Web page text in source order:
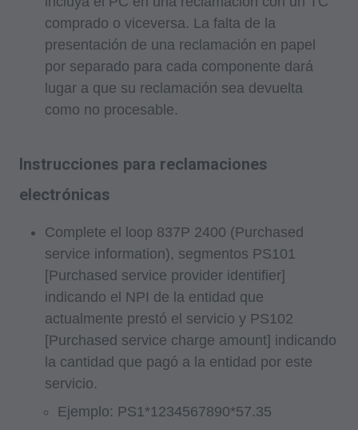
comprado o viceversa. La falta de la
presentación de una reclamación en papel
por separado para cada componente dará
lugar a que su reclamación sea devuelta
como no procesable.
Instrucciones para reclamaciones
electrónicas
Complete el loop 837P 2400 (Purchased
service information), segmentos PS101
[Purchased service provider identifier]
indicando el NPI de la entidad que
actualmente prestó el servicio y PS102
[Purchased service charge amount] indicando
la cantidad que pagó a la entidad por este
servicio.
Ejemplo: PS1*1234567890*57.35